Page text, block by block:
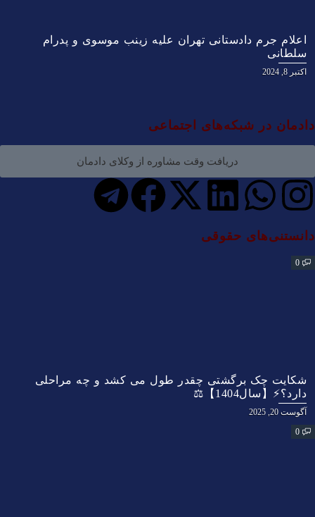
اعلام جرم دادستانی تهران علیه زینب موسوی و پدرام
سلطانی
اکتبر 8, 2024
دادمان در شبکه‌های اجتماعی
دریافت وقت مشاوره از وکلای دادمان
دانستنی‌های حقوقی
0
شکایت چک برگشتی چقدر طول می کشد و چه مراحلی
دارد؟⚡【سال1404】⚖️
آگوست 20, 2025
0